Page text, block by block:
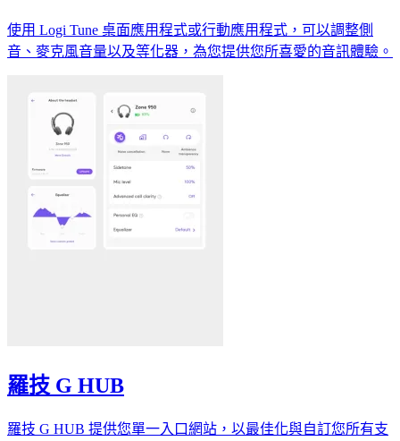
使用 Logi Tune 桌面應用程式或行動應用程式，可以調整側
音、麥克風音量以及等化器，為您提供您所喜愛的音訊體驗。
羅技 G HUB
羅技 G HUB 提供您單一入口網站，以最佳化與自訂您所有支